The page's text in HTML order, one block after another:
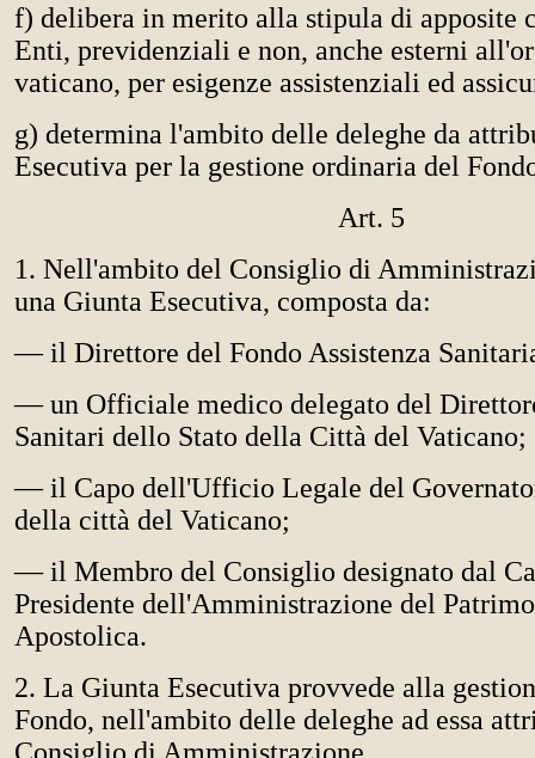
f) delibera in merito alla stipula di apposite
Enti, previdenziali e non, anche esterni
vaticano, per esigenze assistenziali ed
g) determina l'ambito delle deleghe da
Esecutiva per la gestione ordinaria del
Art. 5
1. Nell'ambito del Consiglio di
una Giunta Esecutiva, composta da:
— il Direttore del Fondo Assistenza
— un Officiale medico delegato del
Sanitari dello Stato della Città del Vaticano;
— il Capo dell'Ufficio Legale del
della città del Vaticano;
— il Membro del Consiglio designato dal
Presidente dell'Amministrazione del
Apostolica.
2. La Giunta Esecutiva provvede alla
Fondo, nell'ambito delle deleghe ad essa